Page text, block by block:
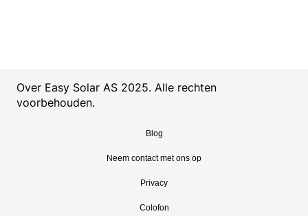
Blog
Neem contact met ons op
Privacy
Colofon
Over Easy Solar AS 2025. Alle rechten
voorbehouden.